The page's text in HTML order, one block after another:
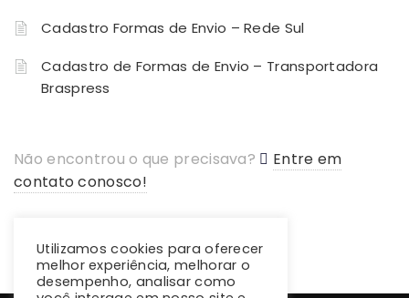
Cadastro Formas de Envio – Rede Sul
Cadastro de Formas de Envio – Transportadora
Braspress
Não encontrou o que precisava?
Entre em
contato conosco!
Utilizamos cookies para oferecer
melhor experiência, melhorar o
desempenho, analisar como